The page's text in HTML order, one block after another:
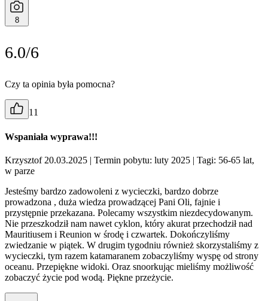
8
6.0/6
Czy ta opinia była pomocna?
11
Wspaniała wyprawa!!!
Krzysztof 20.03.2025 | Termin pobytu: luty 2025 | Tagi: 56-65 lat,
w parze
Jesteśmy bardzo zadowoleni z wycieczki, bardzo dobrze
prowadzona , duża wiedza prowadzącej Pani Oli, fajnie i
przystępnie przekazana. Polecamy wszystkim niezdecydowanym.
Nie przeszkodził nam nawet cyklon, który akurat przechodził nad
Mauritiusem i Reunion w środę i czwartek. Dokończyliśmy
zwiedzanie w piątek. W drugim tygodniu również skorzystaliśmy z
wycieczki, tym razem katamaranem zobaczyliśmy wyspę od strony
oceanu. Przepiękne widoki. Oraz snoorkując mieliśmy możliwość
zobaczyć życie pod wodą. Piękne przeżycie.